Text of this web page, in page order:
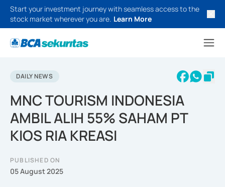
Start your investment journey with seamless access to the
stock market wherever you are. Learn More
DAILY NEWS
MNC TOURISM INDONESIA
AMBIL ALIH 55% SAHAM PT
KIOS RIA KREASI
PUBLISHED ON
05 August 2025